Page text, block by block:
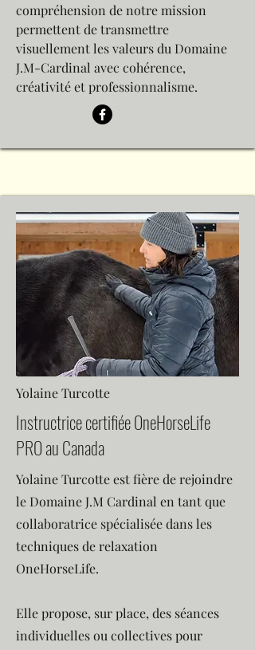
compréhension de notre mission
permettent de transmettre
visuellement les valeurs du Domaine
J.M-Cardinal avec cohérence,
créativité et professionnalisme.
Yolaine Turcotte
Instructrice certifiée OneHorseLife
PRO au Canada
Yolaine Turcotte est fière de rejoindre
le Domaine J.M Cardinal en tant que
collaboratrice spécialisée dans les
techniques de relaxation
OneHorseLife.
Elle propose, sur place, des séances
individuelles ou collectives pour